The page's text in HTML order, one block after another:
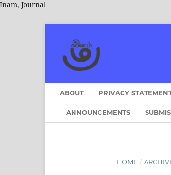
Inam, Journal
ABOUT PRIVACY
ANNOUNCEMENTS
HOME /